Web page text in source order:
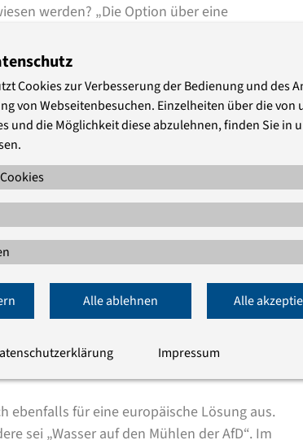
werden? „Die Option über eine
Throm, Abgeordneter der
Flüchtlingsschutzsymposiums am 26.
innenpolitische Sprecherin der Fraktion
Bundestagsfraktionen besetzten Podium
dass die Belastung durch die
in Deutschland höher sei als in allen
Einigungsprozess voran bringen wollen,
er.
Fraktion, sprach sich dafür aus,
„wo dies rechtlich möglich ist“. Sie
„nicht unbegrenzt Menschen
Lösungen“ gearbeitet werden.
sei vorübergehend anzuwenden, denn:
ebenfalls für eine europäische Lösung aus.
sei „Wasser auf den Mühlen der AfD“. Im
Cookies zur Verbesserung der Bedienung und des
von Webseitenbesuchen. Einzelheiten über die von
und die Möglichkeit diese abzulehnen, finden Sie in
Alle ablehnen Alle
Impressum